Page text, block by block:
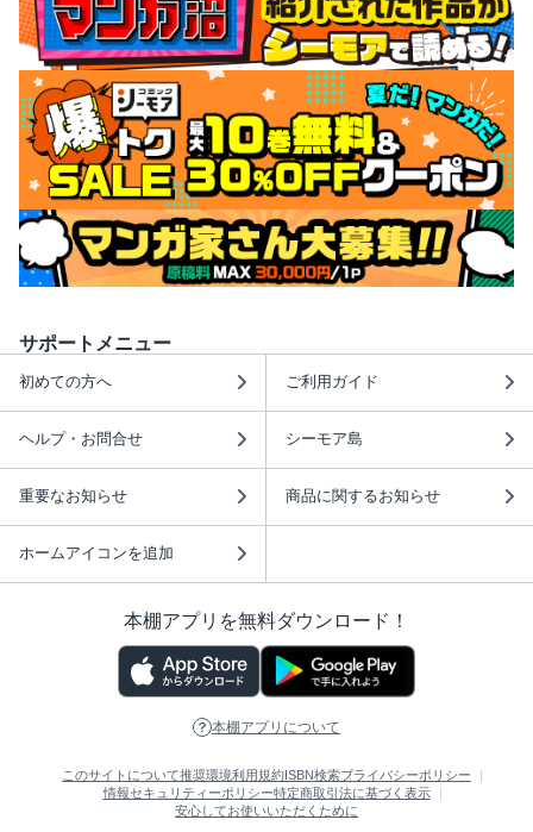
サポートメニュー
初めての方へ ご利用ガイド
ヘルプ・お問合せ シーモア島
重要なお知らせ 商品に関するお知らせ
ホームアイコンを追加
本棚アプリを無料ダウンロード！
本棚アプリについて
このサイトについて推奨環境利用規約 ISBN検索プライバシーポリシー
情報セキュリティーポリシー特定商取引法に基づく表示
安心してお使いいただくために